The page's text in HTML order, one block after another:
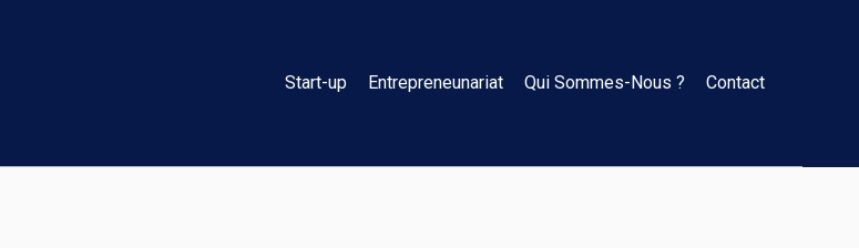
Start-up Entrepreneunariat Qui Sommes-Nous ? Contact